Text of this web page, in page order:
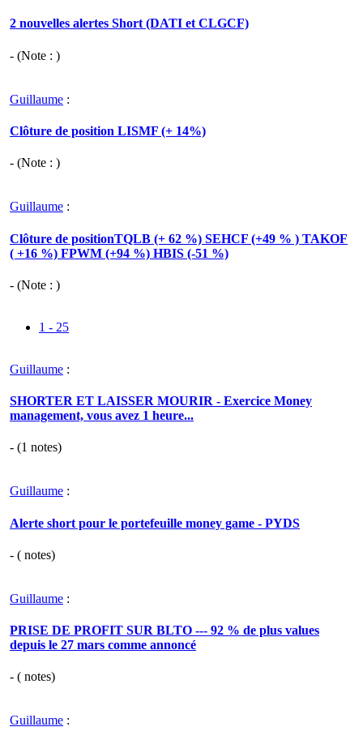
2 nouvelles alertes Short (DATI et CLGCF)
- (Note : )
Guillaume :
Clôture de position LISMF (+ 14%)
- (Note : )
Guillaume :
Clôture de positionTQLB (+ 62 %) SEHCF (+49 % ) TAKOF
( +16 %) FPWM (+94 %) HBIS (-51 %)
- (Note : )
1 - 25
Guillaume :
SHORTER ET LAISSER MOURIR - Exercice Money
management, vous avez 1 heure...
- (1 notes)
Guillaume :
Alerte short pour le portefeuille money game - PYDS
- ( notes)
Guillaume :
PRISE DE PROFIT SUR BLTO --- 92 % de plus values
depuis le 27 mars comme annoncé
- ( notes)
Guillaume :